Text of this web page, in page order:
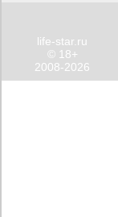
life-star.ru
© 18+
2008-2026